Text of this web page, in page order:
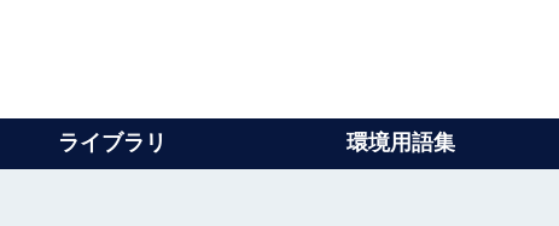
ライブラリ 環境用語集